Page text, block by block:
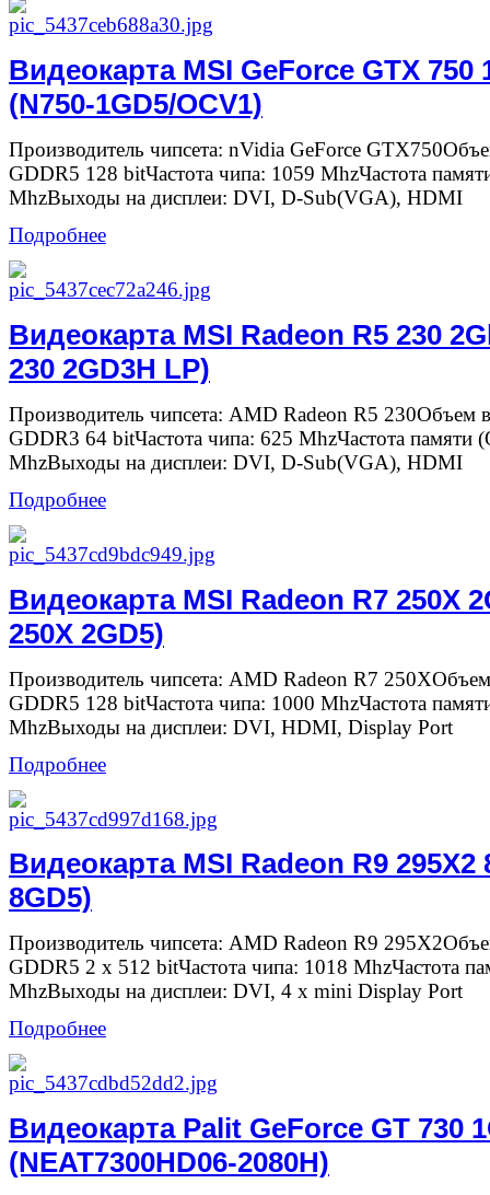
Видеокарта MSI GeForce GTX 750
(N750-1GD5/OCV1)
Производитель чипсета: nVidia GeForce
GDDR5 128 bitЧастота чипа: 1059 MhzЧастота
MhzВыходы на дисплеи: DVI, D-Sub(VGA), HDMI
Подробнее
Видеокарта MSI Radeon R5 230
230 2GD3H LP)
Производитель чипсета: AMD Radeon R5 230Объем
GDDR3 64 bitЧастота чипа: 625 MhzЧастота памяти
MhzВыходы на дисплеи: DVI, D-Sub(VGA), HDMI
Подробнее
Видеокарта MSI Radeon R7 250X
250X 2GD5)
Производитель чипсета: AMD Radeon R7
GDDR5 128 bitЧастота чипа: 1000 MhzЧастота
MhzВыходы на дисплеи: DVI, HDMI, Display Port
Подробнее
Видеокарта MSI Radeon R9 295X2
8GD5)
Производитель чипсета: AMD Radeon R9
GDDR5 2 x 512 bitЧастота чипа: 1018 MhzЧастота
MhzВыходы на дисплеи: DVI, 4 x mini Display Port
Подробнее
Видеокарта Palit GeForce GT 730
(NEAT7300HD06-2080H)